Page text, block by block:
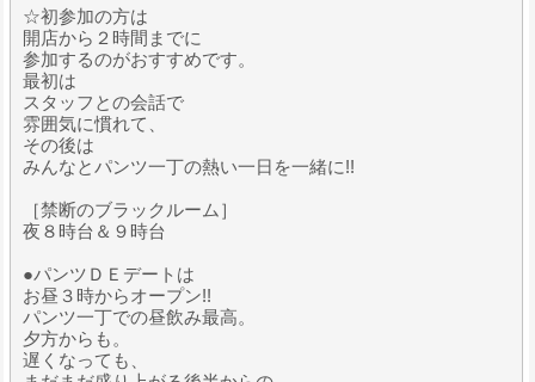
☆初参加の方は
開店から２時間までに
参加するのがおすすめです。
最初は
スタッフとの会話で
雰囲気に慣れて、
その後は
みんなとパンツ一丁の熱い一日を一緒に!!
［禁断のブラックルーム］
夜８時台＆９時台
●パンツＤＥデートは
お昼３時からオープン!!
パンツ一丁での昼飲み最高。
夕方からも。
遅くなっても、